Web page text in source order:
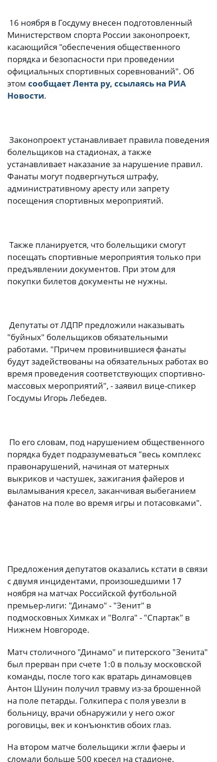
16 ноября в Госдуму внесен подготовленный
Министерством спорта России законопроект,
касающийся "обеспечения общественного
порядка и безопасности при проведении
официальных спортивных соревнований". Об
этом сообщает Лента ру, ссылаясь на РИА
Новости.
Законопроект устанавливает правила поведения
болельщиков на стадионах, а также
устанавливает наказание за нарушение правил.
Фанаты могут подвергнуться штрафу,
административному аресту или запрету
посещения спортивных мероприятий.
Также планируется, что болельщики смогут
посещать спортивные мероприятия только при
предъявлении документов. При этом для
покупки билетов документы не нужны.
Депутаты от ЛДПР предложили наказывать
"буйных" болельщиков обязательными
работами. "Причем провинившиеся фанаты
будут задействованы на обязательных работах во
время проведения соответствующих спортивно-
массовых мероприятий", - заявил вице-спикер
Госдумы Игорь Лебедев.
По его словам, под нарушением общественного
порядка будет подразумеваться "весь комплекс
правонарушений, начиная от матерных
выкриков и частушек, зажигания файеров и
выламывания кресел, заканчивая выбеганием
фанатов на поле во время игры и потасовками".
Предложения депутатов оказались кстати в связи
с двумя инцидентами, произошедшими 17
ноября на матчах Российской футбольной
премьер-лиги: "Динамо" - "Зенит" в
подмосковных Химках и "Волга" - "Спартак" в
Нижнем Новгороде.
Матч столичного "Динамо" и питерского "Зенита"
был прерван при счете 1:0 в пользу московской
команды, после того как вратарь динамовцев
Антон Шунин получил травму из-за брошенной
на поле петарды. Голкипера с поля увезли в
больницу, врачи обнаружили у него ожог
роговицы, век и конъюнктив обоих глаз.
На втором матче болельщики жгли фаеры и
сломали больше 500 кресел на стадионе.